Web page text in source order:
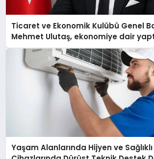
Ticaret ve Ekonomik Kulübü Genel
Mehmet Ulutaş, ekonomiye dair
açıklamada şunları kaydetti:
Yaşam Alanlarında Hijyen ve